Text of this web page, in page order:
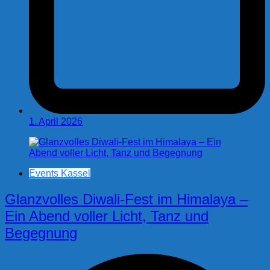
1. April 2026
Events Kassel
Glanzvolles Diwali-Fest im Himalaya –
Ein Abend voller Licht, Tanz und
Begegnung